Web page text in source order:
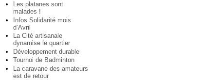
Les platanes sont
malades !
Infos Solidarité mois
d’Avril
La Cité artisanale
dynamise le quartier
Développement durable
Tournoi de Badminton
La caravane des amateurs
est de retour